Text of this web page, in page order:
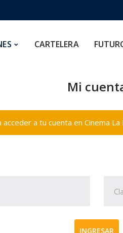
CARTELERA
Mi
a tu cuenta en Cinema La
INGRESAR